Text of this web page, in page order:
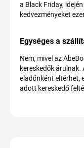
a Black Friday,
kedvezményeket
Egységes a
Nem, mivel az
kereskedők
eladónként eltérhet,
adott kereskedő